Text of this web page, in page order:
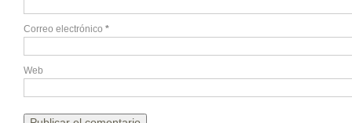
Correo electrónico *
Web